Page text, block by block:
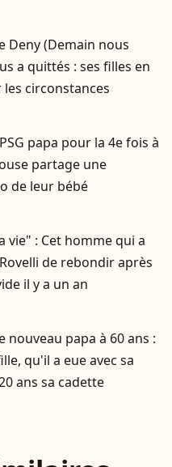
Deny (Demain nous
a quittés : ses filles en
circonstances
papa pour la 4e fois à
partage une
de leur bébé
vie" : Cet homme qui a
de rebondir après
il y a un an
nouveau papa à 60 ans :
qu'il a eue avec sa
ans sa cadette